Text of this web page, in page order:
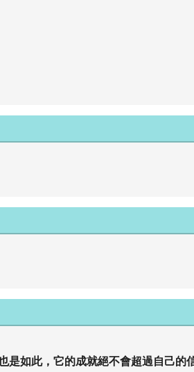
如此，它的成就絕不會超過自己的信